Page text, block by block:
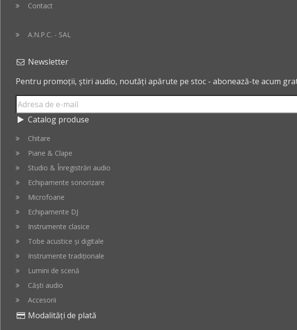
Contact
A.N.P.C. - SAL
Newsletter
Pentru promoții, știri audio, noutăți apărute pe stoc - abonează-te acum
Catalog produse
Chitare
Piane & Clape
Studio & Înregistrări audio
Echipamente sonorizare
Microfoane
Echipamente DJ
Instrumente clasice
Tobe acustice și digitale
Instrumente tradiționale
Lumini de scenă
Căști audio
Accesorii
Modalități de plată